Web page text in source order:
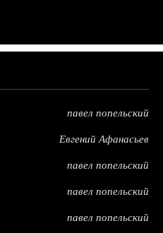
павел попельский
Евгений Афанасьев
павел попельский
павел попельский
павел попельский